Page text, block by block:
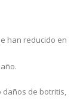
han reducido en
daños de botritis,